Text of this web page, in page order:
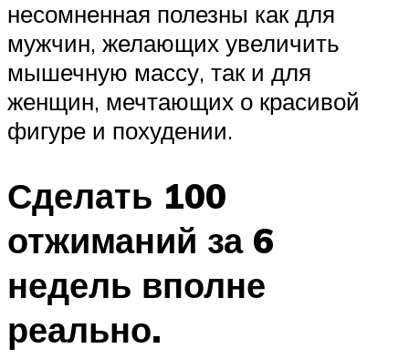
несомненная полезны как для
мужчин, желающих увеличить
мышечную массу, так и для
женщин, мечтающих о красивой
фигуре и похудении.
Сделать 100
отжиманий за 6
недель вполне
реально.